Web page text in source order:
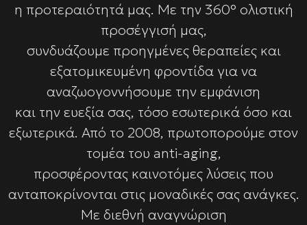
η προτεραιότητά μας. Με την 360° ολιστική
προσέγγισή μας,
συνδυάζουμε προηγμένες θεραπείες και
εξατομικευμένη φροντίδα για να
αναζωογοννήσουμε την εμφάνιση
και την ευεξία σας, τόσο εσωτερικά όσο και
εξωτερικά. Από το 2008, πρωτοπορούμε στον
τομέα του anti-aging,
προσφέροντας καινοτόμες λύσεις που
ανταποκρίνονται στις μοναδικές σας ανάγκες.
Με διεθνή αναγνώριση